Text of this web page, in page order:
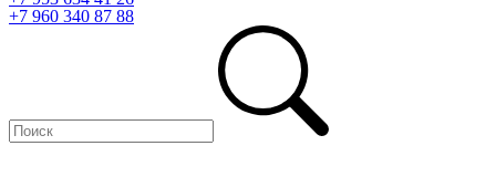
+7 960 340 87 88